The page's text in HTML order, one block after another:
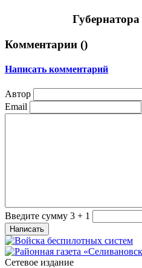
Комментарии ()
Написать комментарий
Автор
Email
Введите сумму 3 + 1
Сетевое издание